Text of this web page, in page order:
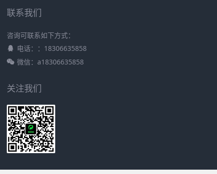
联系我们
咨询可联系如下方式：
电话：：18306635858
微信：a18306635858
关注我们